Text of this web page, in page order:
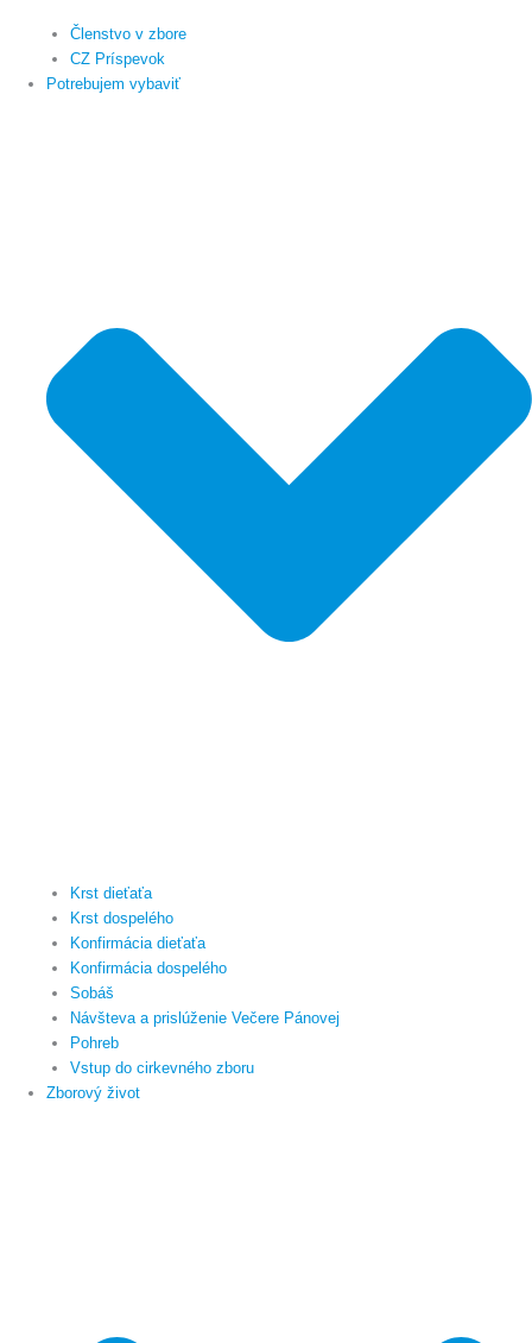
Členstvo v zbore
CZ Príspevok
Potrebujem vybaviť
Krst dieťaťa
Krst dospelého
Konfirmácia dieťaťa
Konfirmácia dospelého
Sobáš
Návšteva a prislúženie Večere Pánovej
Pohreb
Vstup do cirkevného zboru
Zborový život